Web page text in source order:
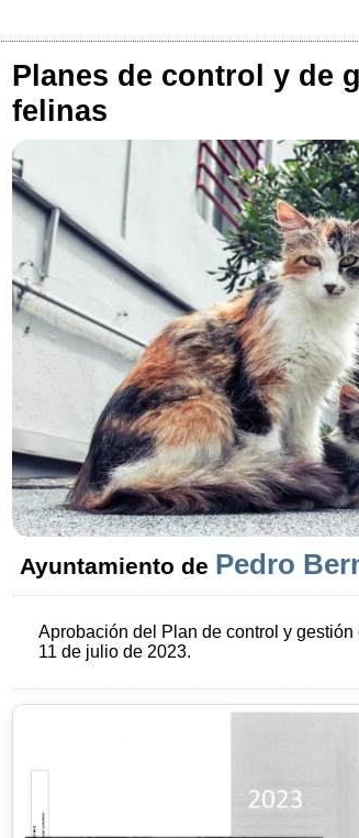
Planes de control y de
felinas
Ayuntamiento de Pedro
Aprobación del Plan de control y
11 de julio de 2023.